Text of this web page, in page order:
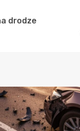
drodze